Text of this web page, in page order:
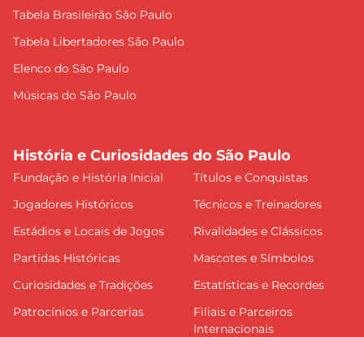
Tabela Brasileirão São Paulo
Tabela Libertadores São Paulo
Elenco do São Paulo
Músicas do São Paulo
História e Curiosidades do São Paulo
Fundação e História Inicial
Títulos e Conquistas
Jogadores Históricos
Técnicos e Treinadores
Estádios e Locais de Jogos
Rivalidades e Clássicos
Partidas Históricas
Mascotes e Símbolos
Curiosidades e Tradições
Estatísticas e Recordes
Patrocínios e Parcerias
Filiais e Parceiros
Internacionais